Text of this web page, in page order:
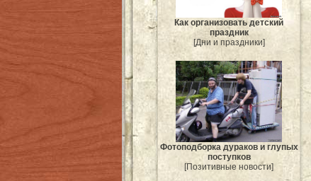
Как организовать детский
праздник
[Дни и праздники]
Фотоподборка дураков и глупых
поступков
[Позитивные новости]